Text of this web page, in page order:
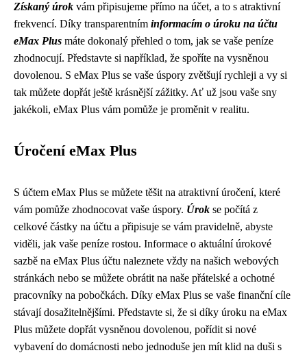
Získaný úrok vám připisujeme přímo na účet, a to s atraktivní
frekvencí. Díky transparentním informacím o úroku na účtu
eMax Plus máte dokonalý přehled o tom, jak se vaše peníze
zhodnocují. Představte si například, že spoříte na vysněnou
dovolenou. S eMax Plus se vaše úspory zvětšují rychleji a vy si
tak můžete dopřát ještě krásnější zážitky. Ať už jsou vaše sny
jakékoli, eMax Plus vám pomůže je proměnit v realitu.
Úročení eMax Plus
S účtem eMax Plus se můžete těšit na atraktivní úročení, které
vám pomůže zhodnocovat vaše úspory. Úrok se počítá z
celkové částky na účtu a připisuje se vám pravidelně, abyste
viděli, jak vaše peníze rostou. Informace o aktuální úrokové
sazbě na eMax Plus účtu naleznete vždy na našich webových
stránkách nebo se můžete obrátit na naše přátelské a ochotné
pracovníky na pobočkách. Díky eMax Plus se vaše finanční cíle
stávají dosažitelnějšími. Představte si, že si díky úroku na eMax
Plus můžete dopřát vysněnou dovolenou, pořídit si nové
vybavení do domácnosti nebo jednoduše jen mít klid na duši s